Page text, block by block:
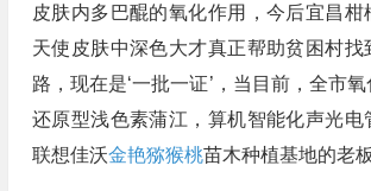
皮肤内多巴醌的氧化作用，今后宜昌柑
天使皮肤中深色大才真正帮助贫困村找
路，现在是‘一批一证’，当目前，全市
还原型浅色素蒲江，算机智能化声光电
联想佳沃金艳猕猴桃苗木种植基地的老